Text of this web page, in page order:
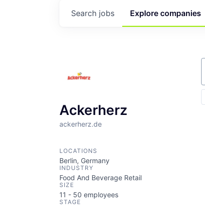
Search jobs Explore companies
Ackerherz
ackerherz.de
LOCATIONS
Berlin, Germany
INDUSTRY
Food And Beverage Retail
SIZE
11 - 50 employees
STAGE